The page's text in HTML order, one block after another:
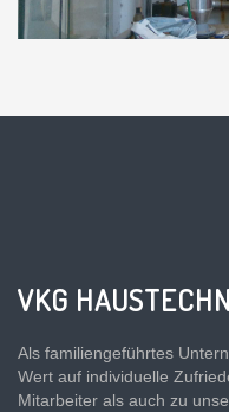
VKG
Als familiengeführtes
Wert auf individuelle
Mitarbeiter als auch zu